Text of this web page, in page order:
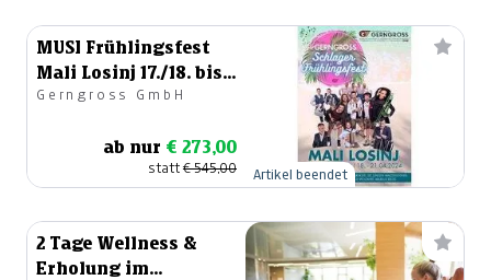
MUSI Frühlingsfest
Mali Losinj 17./18. bis
21. April 2024
Gerngross GmbH
ab nur € 273,00
statt€ 545,00 Artikel beendet
2 Tage Wellness &
Erholung im